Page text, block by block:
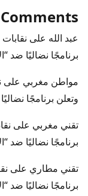
عبد الله على
برنامجًا نضاليًا ضد
مواطن مغربي على
وتعلن برنامجًا
تقني مغربي على
برنامجًا نضاليًا ضد
تقني مطاري على
برنامجًا نضاليًا ضد